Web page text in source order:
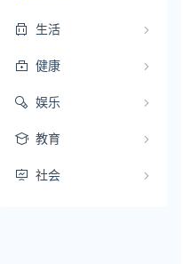
生活
健康
娱乐
教育
社会